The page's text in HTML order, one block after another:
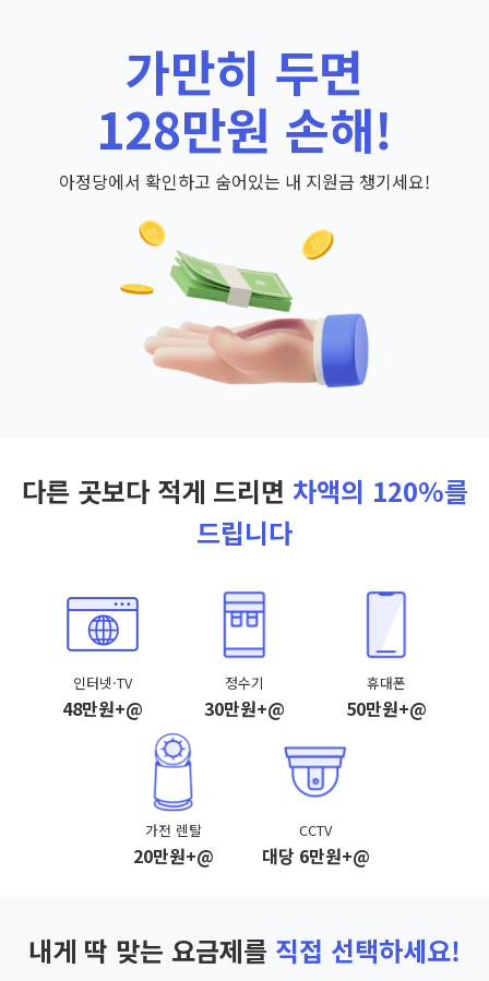
가만히 두면
128만원 손해!
아정당에서 확인하고 숨어있는 내 지원금 챙기세요!
다른 곳보다 적게 드리면 차액의 120%를
드립니다
인터넷·TV
48만원+@
정수기
30만원+@
휴대폰
50만원+@
가전 렌탈
20만원+@
CCTV
대당 6만원+@
내게 딱 맞는 요금제를 직접 선택하세요!